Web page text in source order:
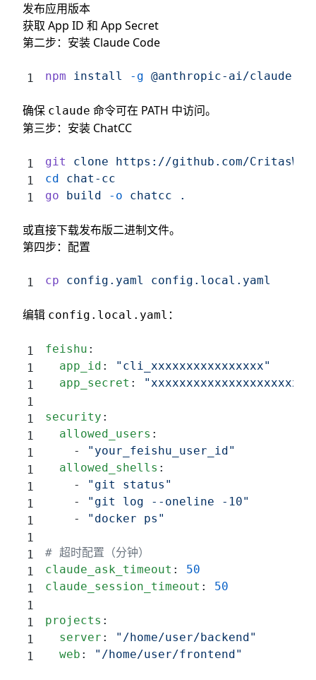
发布应用版本
获取 App ID 和 App Secret
第二步：安装 Claude Code
npm install -g @anthropic-ai/claude-
确保 claude 命令可在 PATH 中访问。
第三步：安装 ChatCC
git clone https://github.com/
cd
chat-cc
go build -o chatcc .
或直接下载发布版二进制文件。
第四步：配置
cp config.yaml config.local.yaml
编辑 config.local.yaml ：
feishu :
  app_id
: "cli_xxxxxxxxxxxxxxxx"
  app_secret
:
security :
  allowed_users
:
    -
"your_feishu_user_id"
  allowed_shells
:
    -
"git status"
    -
"git log --oneline -10"
    -
"docker ps"
# 超时配置（分钟）
claude_ask_timeout : 50
claude_session_timeout : 50
projects :
  server
: "/home/user/backend"
  web
: "/home/user/frontend"